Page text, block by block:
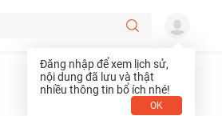
Đăng nhập để xem lịch sử,
nội dung đã lưu và thật
nhiều thông tin bổ ích nhé!
OK